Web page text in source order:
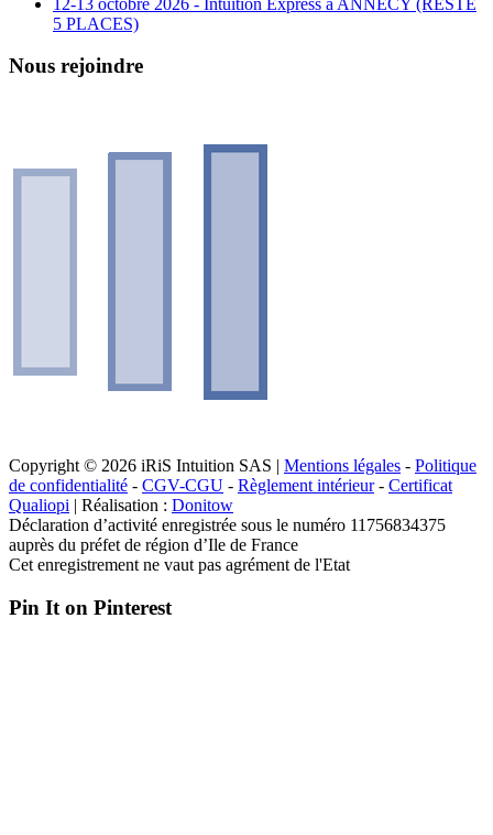
5 PLACES)
Nous rejoindre
Copyright © 2026 iRiS Intuition SAS | Mentions légales - Politique
de confidentialité - CGV-CGU - Règlement intérieur- Certificat
Qualiopi | Réalisation : Donitow
Déclaration d’activité enregistrée sous le numéro 11756834375
auprès du préfet de région d’Ile de France
Cet enregistrement ne vaut pas agrément de l'Etat
Pin It on Pinterest